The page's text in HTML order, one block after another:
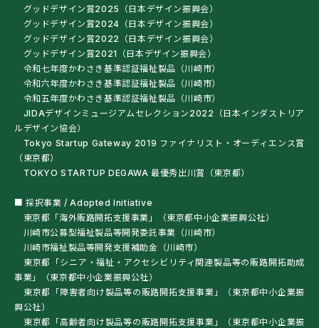
グッドデザイン賞2025（日本デザイン振興会）
グッドデザイン賞2024（日本デザイン振興会）
グッドデザイン賞2022（日本デザイン振興会）
グッドデザイン賞2021（日本デザイン振興会）
令和七年度かわさき基準認証福祉製品（川崎市）
令和六年度かわさき基準認証福祉製品（川崎市）
令和五年度かわさき基準認証福祉製品（川崎市）
JIDAデザインミュージアムセレクション2022（日本インダストリア
ルデザイン協会）
Tokyo Startup Gateway 2019 ファイナリスト・オーディエンス賞
（東京都）
TOKYO STARTUP DEGAWA 最優秀出川賞（東京都）
■ 採択事業 / Adopted Initiative
東京都「海外販路開拓支援事業」（東京都中小企業振興公社）
川崎市公募型福祉製品等開発委託事業（川崎市）
川崎市福祉製品等開発支援補助金（川崎市）
東京都「シニア・福祉・アクセシビリティ関連製品等の販路開拓助成
事業」（東京都中小企業振興公社）
東京都「障害者向け製品等の販路開拓支援事業」（東京都中小企業振
興公社）
東京都「高齢者向け製品等の販路開拓支援事業」（東京都中小企業振